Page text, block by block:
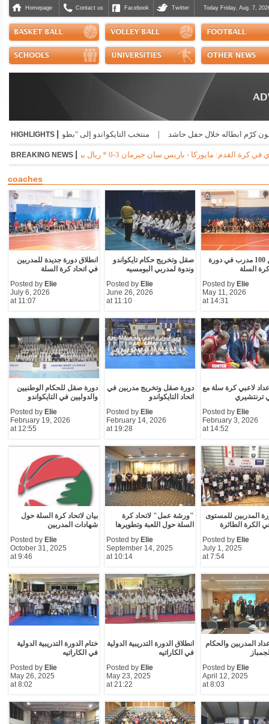
Homepage Contact us Facebook Twitter Today Friday, Aug. 7,
HIGHLIGHTS | صدور إفادة | منتخب التايكواندو إلى "بطولة الحسن" الاردنية | حفل حاشد
BREAKING NEWS | جوفنتوس - تشيلسي 1-0 * مانشستر سيتي - نجوم الدوري الكوري 3-1 * ميلان - انتر 1-1
coaches
انطلاق دورة جديدة للمدربين
في اتحاد كرة السلة
Posted by Elie
July 6, 2026
at 11:07
صقل وتخريج حكام تايكواندو
وندوة لمدربي البومسيه
Posted by Elie
June 26, 2026
at 11:10
أكثر من 100 مدرب في دورة
السلة
Posted by Elie
May 11, 2026
at 14:31
دورة صقل للحكام الوطنيين
والدوليين في التايكواندو
Posted by Elie
February 19, 2026
at 12:55
دورة صقل وتخريج مدربين في
اتحاد التايكواندو
Posted by Elie
February 14, 2026
at 19:28
لاعبي كرة سلة مع
ترنتشيري
Posted by Elie
February 3, 2026
at 14:52
بيان لاتحاد كرة السلة حول
شهادات المدربين
Posted by Elie
October 31, 2025
at 9:46
"ورشة عمل" لاتحاد كرة
السلة حول اللعبة وتطويرها
Posted by Elie
September 14, 2025
at 10:14
المدربين للمستوى
الكرة الطائرة
Posted by Elie
July 1, 2025
at 7:54
ختام الدورة التدريبية الدولية
في الكاراتيه
Posted by Elie
May 26, 2025
at 8:02
انطلاق الدورة التدريبية الدولية
في الكاراتيه
Posted by Elie
May 23, 2025
at 21:22
المدربين والحكام
Posted by Elie
April 12, 2025
at 8:03